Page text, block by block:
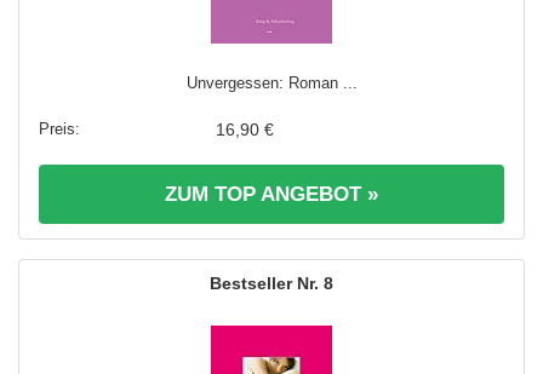
Unvergessen: Roman ...
16,90 €
ZUM TOP ANGEBOT »
8